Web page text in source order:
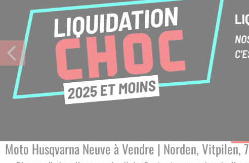
Moto Husqvarna Neuve à Vendre | Norden, Vitpilen,